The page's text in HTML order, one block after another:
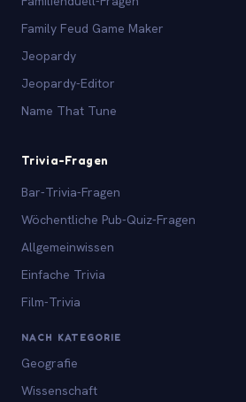
Family Feud Game Maker
Jeopardy
Jeopardy-Editor
Name That Tune
Trivia-Fragen
Bar-Trivia-Fragen
Wöchentliche Pub-Quiz-Fragen
Allgemeinwissen
Einfache Trivia
Film-Trivia
NACH KATEGORIE
Geografie
Wissenschaft